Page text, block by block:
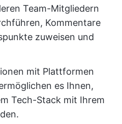
Team-Mitgliedern
Kommentare
zuweisen und
mit Plattformen
es Ihnen,
Tech-Stack mit Ihrem